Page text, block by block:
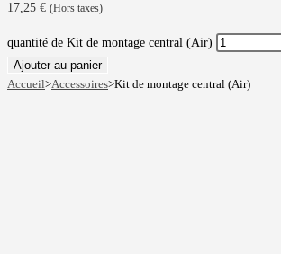
17,25 € (Hors taxes)
quantité de Kit de montage central (Air)
Ajouter au panier
Accueil>Accessoires>Kit de montage central (Air)